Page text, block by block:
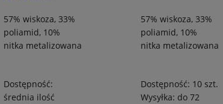
57% wiskoza, 33%
poliamid, 10%
nitka metalizowana
Dostępność:
średnia ilość
57% wiskoza, 33%
poliamid, 10%
nitka metalizowana
Dostępność: 10 szt.
Wysyłka: do 72